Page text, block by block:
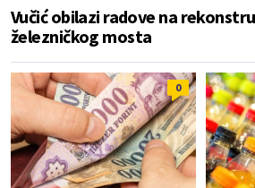
Vučić obilazi radove na
železničkog mosta
0